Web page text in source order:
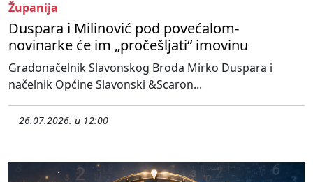
Županija
Duspara i Milinović pod povećalom-
novinarke će im „pročešljati“ imovinu
Gradonačelnik Slavonskog Broda Mirko Duspara i
načelnik Općine Slavonski &Scaron...
26.07.2026. u 12:00